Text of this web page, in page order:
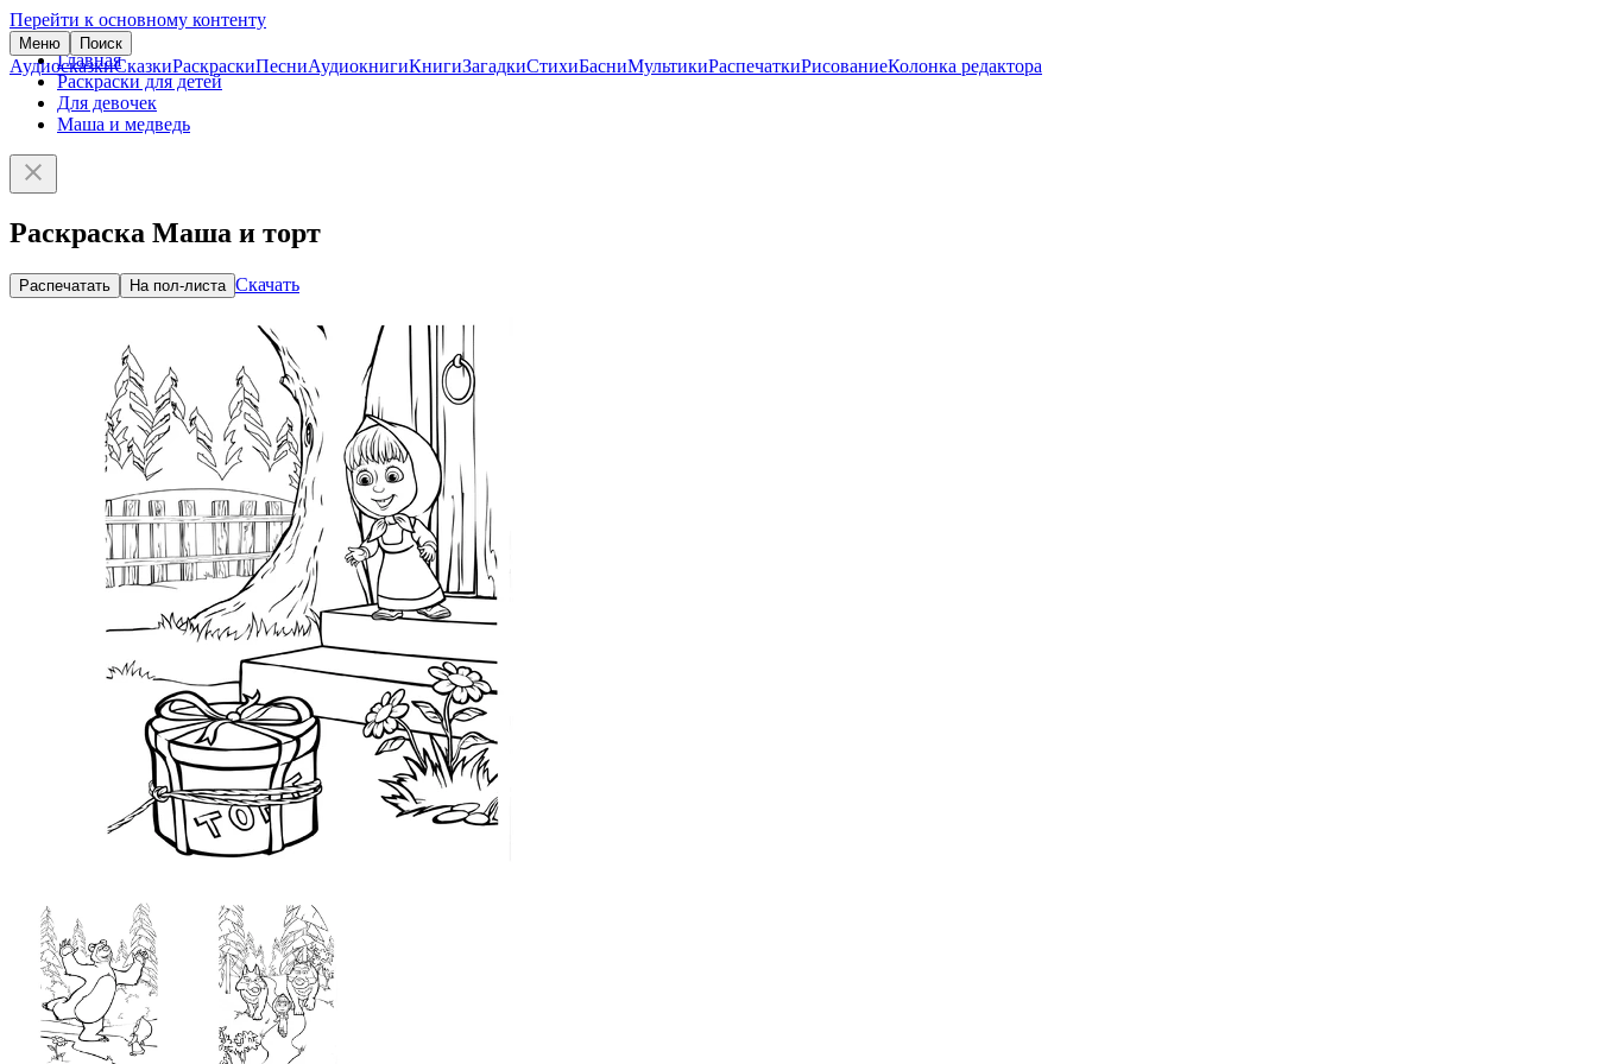
Перейти к основному контенту
Меню Поиск
АудиосказкиСказкиРаскраскиПесниАудиокнигиКнигиЗагадкиСтихиБасниМультикиРаспечаткиРисованиеКолонка редактора
Главная
Раскраски для детей
Для девочек
Маша и медведь
Раскраска Маша и торт
Распечатать На пол-листа Скачать